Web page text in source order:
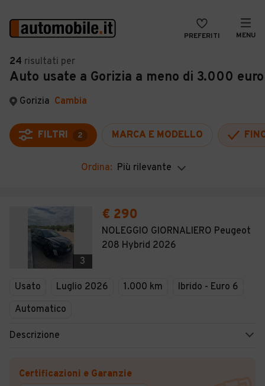
PREFERITI MENU
Auto
Auto usate
Auto Km 0
Auto Nuove
Noleggio a lungo termine
Moto
Camper
Veicoli Commerciali
VENDI
MAGAZINE
ACCEDI
24 risultati per
Auto usate a Gorizia a meno di 3.000 euro
Gorizia Cambia
FILTRI 2 MARCA E MODELLO
Ordina: Più rilevante
3
€ 290
NOLEGGIO GIORNALIERO Peugeot
208 Hybrid 2026
Usato Luglio 2026 1.000 km
Ibrido - Euro 6
Automatico
Descrizione
Certificazioni e Garanzie